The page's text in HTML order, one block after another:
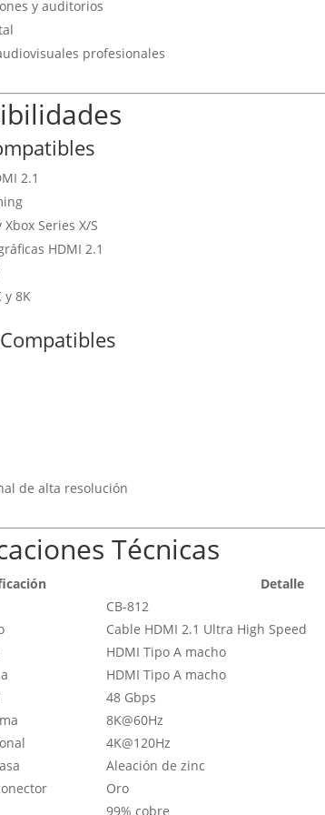
y auditorios
profesionales
2.1
Xbox Series X/S
HDMI 2.1
y 8K
de alta resolución
Técnicas
Detalle
CB-812
Cable HDMI 2.1 Ultra High Speed
HDMI Tipo A macho
HDMI Tipo A macho
48 Gbps
8K@60Hz
4K@120Hz
Aleación de zinc
Oro
99% cobre